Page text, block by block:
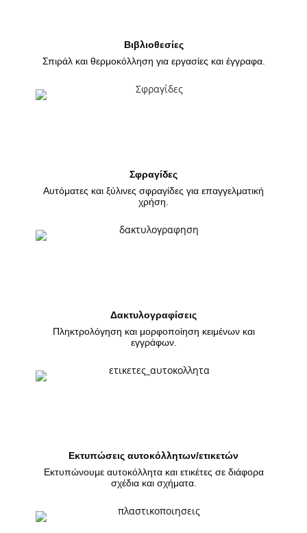
Βιβλιοθεσίες
Σπιράλ και θερμοκόλληση για εργασίες και έγγραφα.
Σφραγίδες
Αυτόματες και ξύλινες σφραγίδες για επαγγελματική
χρήση.
Δακτυλογραφίσεις
Πληκτρολόγηση και μορφοποίηση κειμένων και
εγγράφων.
Εκτυπώσεις αυτοκόλλητων/ετικετών
Εκτυπώνουμε αυτοκόλλητα και ετικέτες σε διάφορα
σχέδια και σχήματα.